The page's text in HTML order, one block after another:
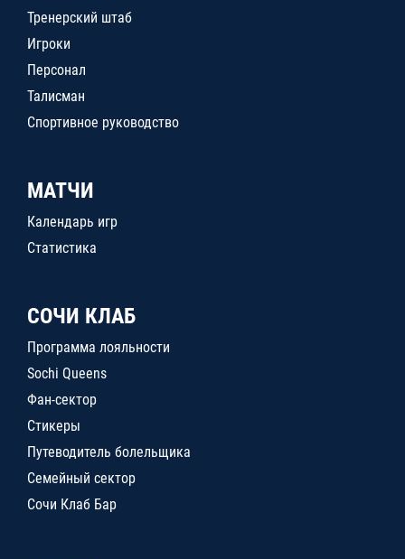
Тренерский штаб
Игроки
Персонал
Талисман
Спортивное руководство
МАТЧИ
Календарь игр
Статистика
СОЧИ КЛАБ
Программа лояльности
Sochi Queens
Фан-сектор
Стикеры
Путеводитель болельщика
Семейный сектор
Сочи Клаб Бар